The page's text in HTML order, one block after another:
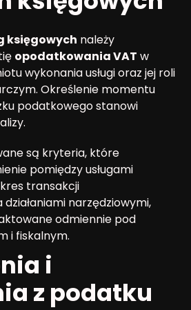
księgowych należy
opodatkowania VAT w
wykonania usługi oraz jej roli
Określenie momentu
podatkowego stanowi
są kryteria, które
pomiędzy usługami
transakcji
narzędziowymi,
odmiennie pod
i fiskalnym.
i
z podatku